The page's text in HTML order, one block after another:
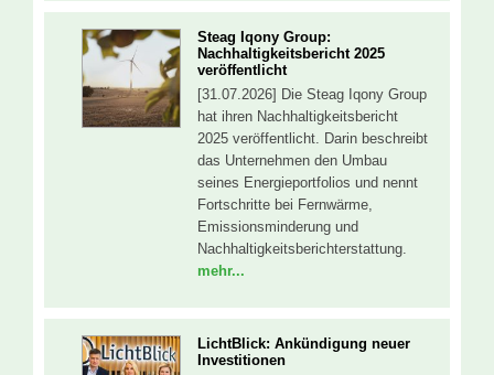
Steag Iqony Group:
Nachhaltigkeitsbericht 2025
veröffentlicht
[31.07.2026] Die Steag Iqony Group
hat ihren Nachhaltigkeitsbericht
2025 veröffentlicht. Darin beschreibt
das Unternehmen den Umbau
seines Energieportfolios und nennt
Fortschritte bei Fernwärme,
Emissionsminderung und
Nachhaltigkeitsberichterstattung.
mehr...
LichtBlick: Ankündigung neuer
Investitionen